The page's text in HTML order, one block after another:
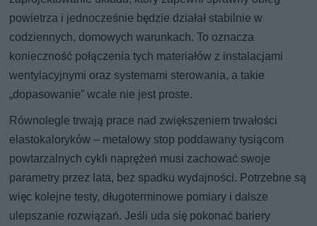
powietrza i jednocześnie będzie działał stabilnie w
codziennych, domowych warunkach. To oznacza
konieczność połączenia tych materiałów z instalacjami
wentylacyjnymi oraz systemami sterowania, a takie
„dopasowanie” wcale nie jest proste.
Równolegle trwają prace nad zwiększeniem trwałości
elastokaloryków – metalowy stop poddawany tysiącom
powtarzalnych cykli naprężeń musi zachować swoje
parametry przez lata, bez spadku wydajności. Potrzebne są
więc kolejne testy, długoterminowe pomiary i dalsze
ulepszanie rozwiązań. Jeśli uda się pokonać bariery